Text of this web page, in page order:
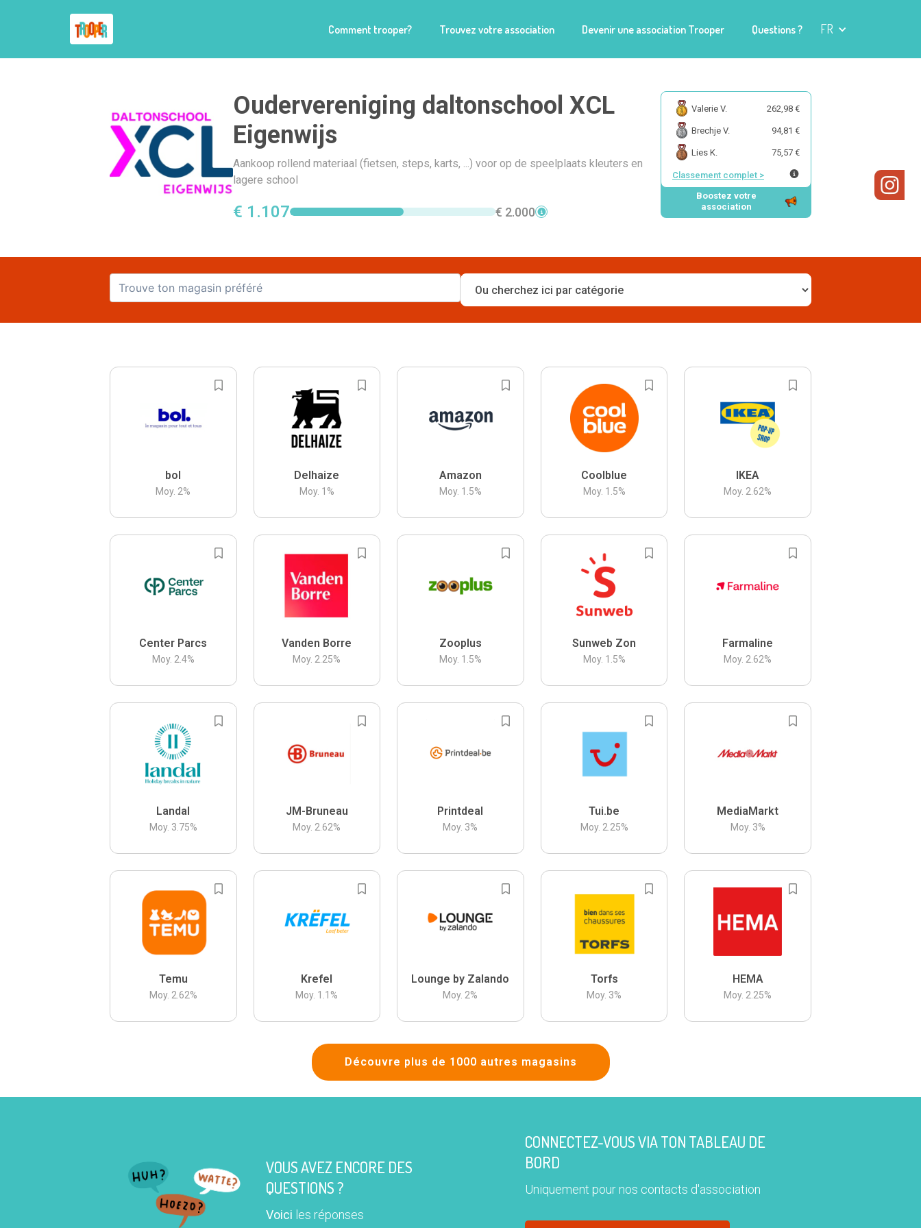
Comment trooper? Trouvez votre association Devenir une association Trooper Questions ? FR
Oudervereniging daltonschool XCL
Eigenwijs
Aankoop rollend materiaal (fietsen, steps, karts, ...) voor op de speelplaats kleuters en
lagere school
€ 1.107 € 2.000
Valerie V. 262,98 €
Brechje V. 94,81 €
Lies K. 75,57 €
Classement complet >
Boostez votre
association
bol
Moy. 2%
Delhaize
Moy. 1 %
Amazon
Moy. 1.5%
Coolblue
Moy. 1.5%
IKEA
Moy. 2.62%
Center Parcs
Moy. 2.4%
Vanden Borre
Moy. 2.25%
Zooplus
Moy. 1.5%
Sunweb Zon
Moy. 1.5%
Farmaline
Moy. 2.62%
Landal
Moy. 3.75%
JM-Bruneau
Moy. 2.62%
Printdeal
Moy. 3%
Tui.be
Moy. 2.25%
MediaMarkt
Moy. 3%
Temu
Moy. 2.62%
Krefel
Moy. 1.1 %
Lounge by Zalando
Moy. 2%
Torfs
Moy. 3%
HEMA
Moy. 2.25%
Découvre plus de 1000 autres magasins
VOUS AVEZ ENCORE DES
QUESTIONS ?
Voici les réponses
CONNECTEZ-VOUS VIA TON TABLEAU DE
BORD
Uniquement pour nos contacts d'association